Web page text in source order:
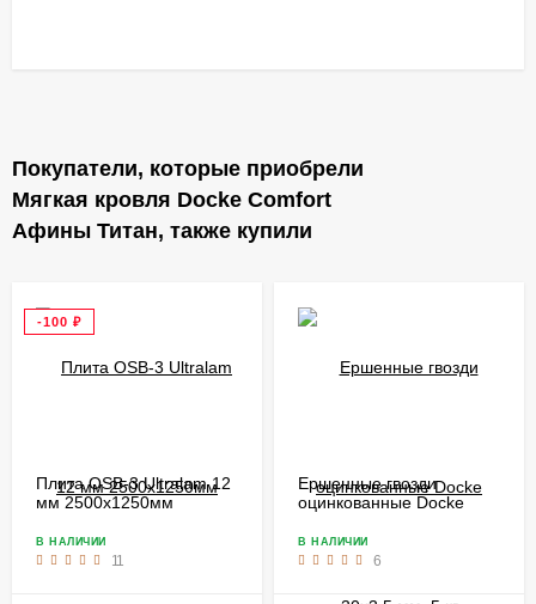
Покупатели, которые приобрели
Мягкая кровля Docke Сomfort
Афины Титан, также купили
-100 ₽
Плита OSB-3 Ultralam 12
мм 2500х1250мм
В НАЛИЧИИ
11
Ершенные гвозди
оцинкованные Docke
В НАЛИЧИИ
6